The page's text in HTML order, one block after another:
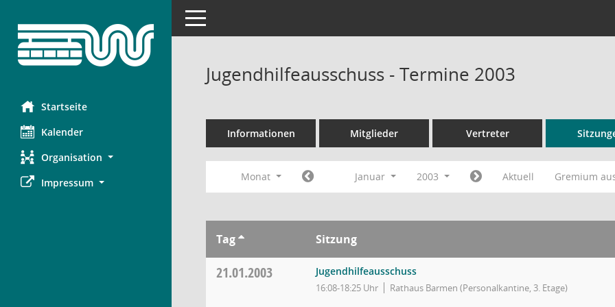
Startseite
Kalender
Organisation
Impressum
Toggle navigation
Jugendhilfeausschuss - Termine 2003
Informationen Mitglieder Vertreter
Monat Januar 2003 Aktuell Gremium
Tag Sitzung
21.01.2003 Jugendhilfeausschuss
16:08-18:25 Uhr Rathaus Barmen (Personalkantine, 3. Etage)